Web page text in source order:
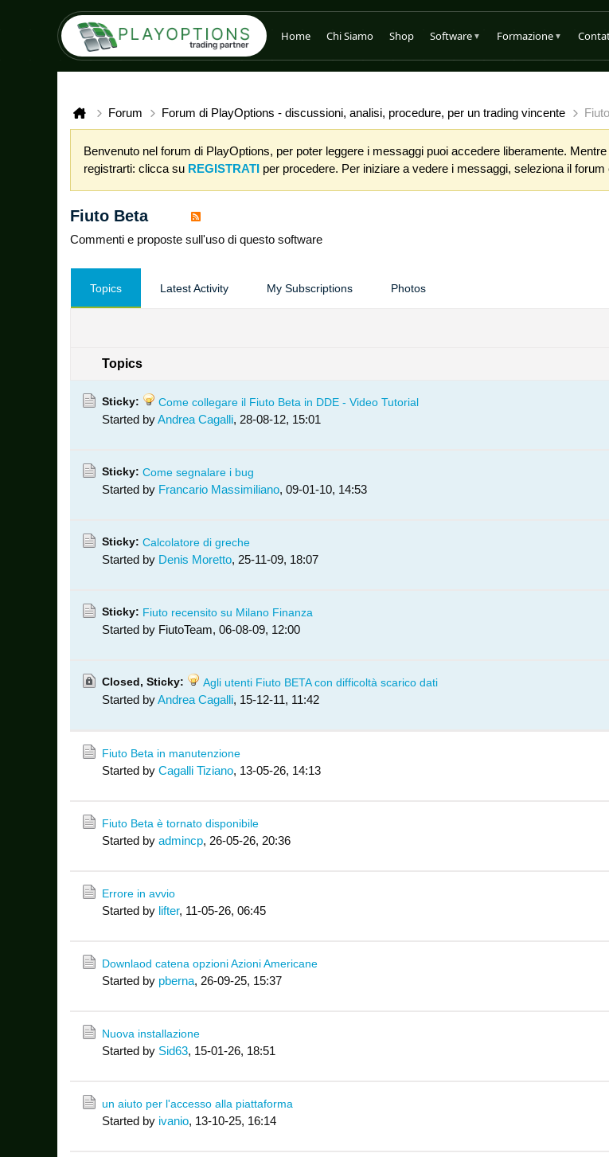
Home Chi Siamo Shop Software ▼ Formazione ▼
Forum Forum di PlayOptions - discussioni, analisi, procedure, per un trading vincente
Benvenuto nel forum di PlayOptions, per poter leggere i messaggi puoi accedere liberamente.
registrarti: clicca su REGISTRATI per procedere. Per iniziare a vedere i messaggi, seleziona il
Fiuto Beta
Commenti e proposte sull'uso di questo software
Topics Latest Activity My Subscriptions Photos
Topics
Sticky: Come collegare il Fiuto Beta in DDE - Video Tutorial
Started byAndrea Cagalli, 28-08-12, 15:01
Sticky: Come segnalare i bug
Started by Francario Massimiliano, 09-01-10, 14:53
Sticky: Calcolatore di greche
Started by Denis Moretto, 25-11-09, 18:07
Sticky: Fiuto recensito su Milano Finanza
Started by FiutoTeam, 06-08-09, 12:00
Closed, Sticky: Agli utenti Fiuto BETA con difficoltà scarico dati
Started byAndrea Cagalli, 15-12-11, 11:42
Fiuto Beta in manutenzione
Started by Cagalli Tiziano, 13-05-26, 14:13
Fiuto Beta è tornato disponibile
Started by admincp, 26-05-26, 20:36
Errore in avvio
Started by lifter, 11-05-26, 06:45
Downlaod catena opzioni Azioni Americane
Started by pberna, 26-09-25, 15:37
Nuova installazione
Started by Sid63, 15-01-26, 18:51
un aiuto per l'accesso alla piattaforma
Started by ivanio, 13-10-25, 16:14